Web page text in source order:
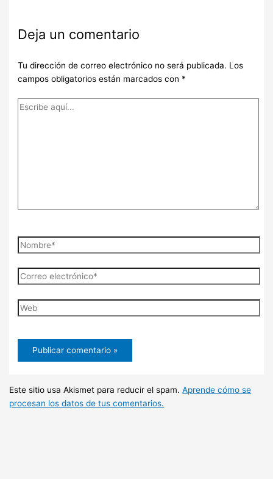
Deja un comentario
Tu dirección de correo electrónico no será publicada. Los
campos obligatorios están marcados con *
Escribe
Nombre*
Correo
electrónico*
Web
Este sitio usa Akismet para reducir el spam.Aprende cómo se
procesan los datos de tus comentarios.